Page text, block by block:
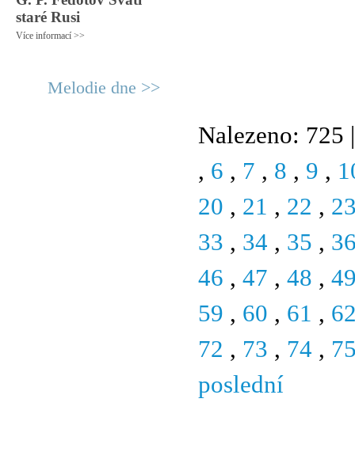
staré Rusi
Více informací >>
Melodie dne >>
Nalezeno: 725
, 6 , 7 , 8 , 9 ,
20 , 21 , 22 ,
33 , 34 , 35 ,
46 , 47 , 48 ,
59 , 60 , 61 ,
72 , 73 , 74 ,
poslední